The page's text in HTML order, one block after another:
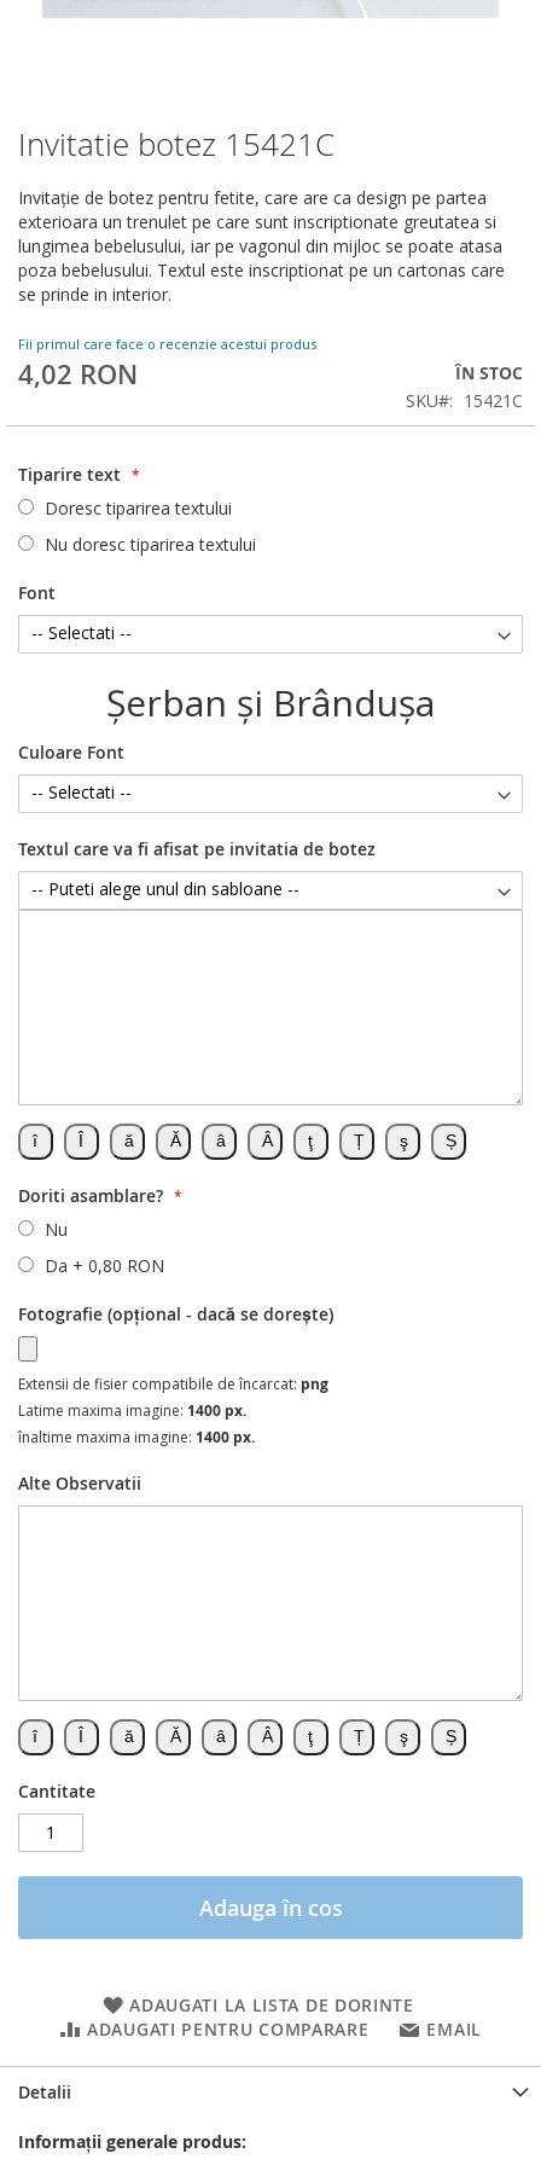
Invitatie botez 15421C
Invitaţie de botez pentru fetite, care are ca design pe partea
exterioara un trenulet pe care sunt inscriptionate greutatea si
lungimea bebelusului, iar pe vagonul din mijloc se poate atasa
poza bebelusului. Textul este inscriptionat pe un cartonas care
se prinde in interior.
Fii primul care face o recenzie acestui produs
4,02 RON
ÎN STOC
SKU
15421C
Tiparire text
Doresc tiparirea textului
Nu doresc tiparirea textului
Font
Şerban şi Brânduşa
Culoare Font
Textul care va fi afisat pe invitatia de botez
Doriti asamblare?
Nu
Da + 0,80 RON
Fotografie (opțional - dacă se dorește)
Extensii de fisier compatibile de încarcat: png
Latime maxima imagine: 1400 px.
înaltime maxima imagine: 1400 px.
Alte Observatii
Cantitate
Adauga în cos
ADAUGATI LA LISTA DE DORINTE
ADAUGATI PENTRU COMPARARE
EMAIL
Skip
to
beginning
of
the
images
gallery
Detalii
Informații generale produs: